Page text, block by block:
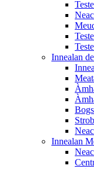
Innealan
Innealan